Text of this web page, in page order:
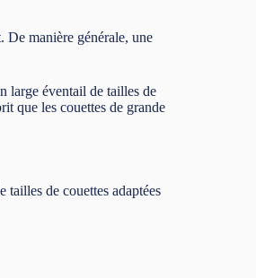
De manière générale, une
large éventail de tailles de
que les couettes de grande
de couettes adaptées